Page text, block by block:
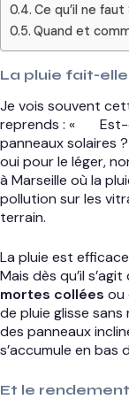
Ce qu’il ne faut
Quand et
La pluie fait-
Je vois souvent
reprends : «
panneaux solaires
oui pour le léger,
à Marseille où la
pollution sur les
terrain.
La pluie est
Mais dès qu’il s’agit
mortes collées ou
de pluie glisse sans
des panneaux
s’accumule en
Et le